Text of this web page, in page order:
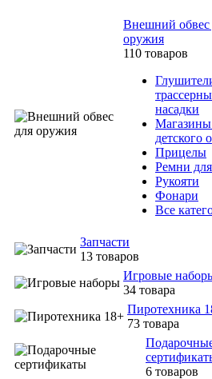
Внешний обвес
оружия
110 товаров
насадки
Магазины
детского
Прицелы
Ремни
Рукояти
Фонари
Все
Запчасти
13 товаров
Игровые
34 товара
Пиротехника
73 товара
6 товаров